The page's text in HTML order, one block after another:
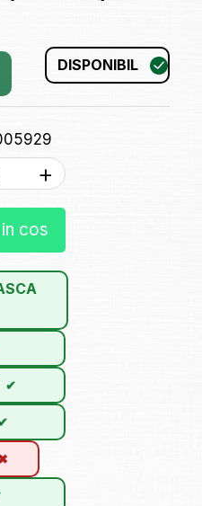
DISPONIBIL
+
cos